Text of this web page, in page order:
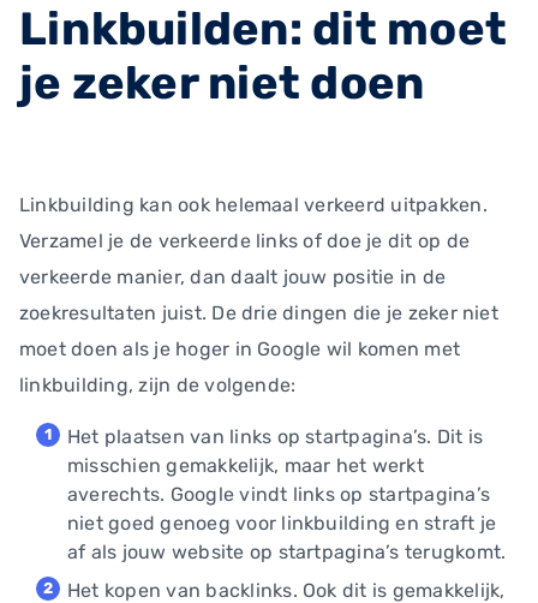
Linkbuilden: dit moet
je zeker niet doen
Linkbuilding kan ook helemaal verkeerd uitpakken.
Verzamel je de verkeerde links of doe je dit op de
verkeerde manier, dan daalt jouw positie in de
zoekresultaten juist. De drie dingen die je zeker niet
moet doen als je hoger in Google wil komen met
linkbuilding, zijn de volgende:
Het plaatsen van links op startpagina’s. Dit is
misschien gemakkelijk, maar het werkt
averechts. Google vindt links op startpagina’s
niet goed genoeg voor linkbuilding en straft je
af als jouw website op startpagina’s terugkomt.
Het kopen van backlinks. Ook dit is gemakkelijk,